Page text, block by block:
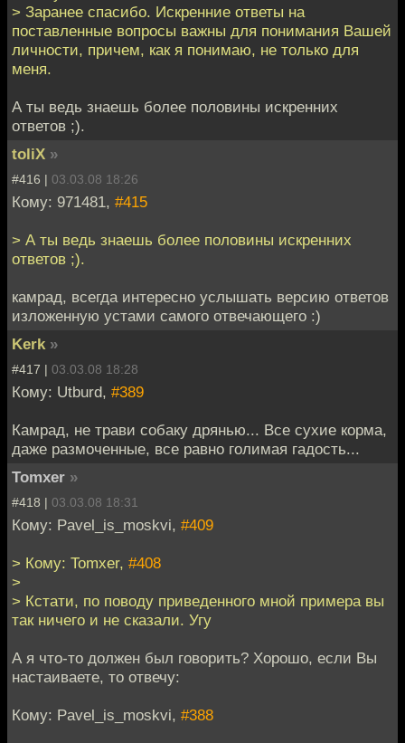
> Заранее спасибо. Искренние ответы на
поставленные вопросы важны для понимания Вашей
личности, причем, как я понимаю, не только для
меня.
А ты ведь знаешь более половины искренних
ответов ;).
toliX »
#416 | 03.03.08 18:26
Кому: 971481, #415
> А ты ведь знаешь более половины искренних
ответов ;).
камрад, всегда интересно услышать версию ответов
изложенную устами самого отвечающего :)
Kerk »
#417 | 03.03.08 18:28
Кому: Utburd, #389
Камрад, не трави собаку дрянью... Все сухие корма,
даже размоченные, все равно голимая гадость...
Tomxer »
#418 | 03.03.08 18:31
Кому: Pavel_is_moskvi, #409
> Кому: Tomxer, #408
>
> Кстати, по поводу приведенного мной примера вы
так ничего и не сказали. Угу
А я что-то должен был говорить? Хорошо, если Вы
настаиваете, то отвечу:
Кому: Pavel_is_moskvi, #388